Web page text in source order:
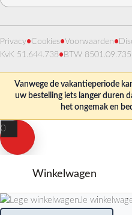
Privacy•Cookies•Voorwaarden•
KvK 51.644.738• BTW
Vanwege de vakantieperiode
uw bestelling iets langer duren
het ongemak en
0
Winkelwagen
Je